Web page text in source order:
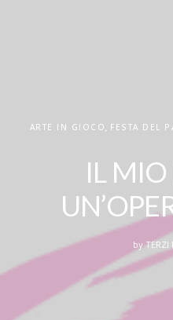
ARTE IN GIOCO, FESTA DEL
IL MIO
by TERZI